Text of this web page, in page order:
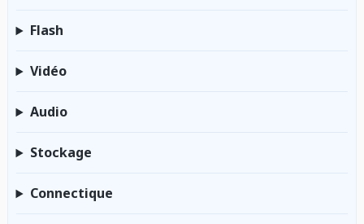
Flash
Vidéo
Audio
Stockage
Connectique